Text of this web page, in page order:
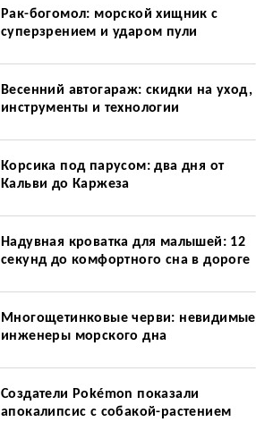
Рак-богомол: морской хищник с
суперзрением и ударом пули
Весенний автогараж: скидки на уход,
инструменты и технологии
Корсика под парусом: два дня от
Кальви до Каржеза
Надувная кроватка для малышей: 12
секунд до комфортного сна в дороге
Многощетинковые черви: невидимые
инженеры морского дна
Создатели Pokémon показали
апокалипсис с собакой-растением